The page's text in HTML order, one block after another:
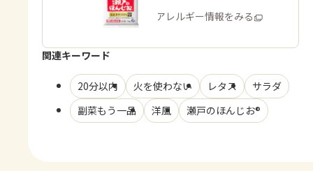
商品・アレルギー情報をみる
関連キーワード
20分以内 火を使わない レタス
サラダ
副菜もう一品
洋風 瀬戸のほんじお®